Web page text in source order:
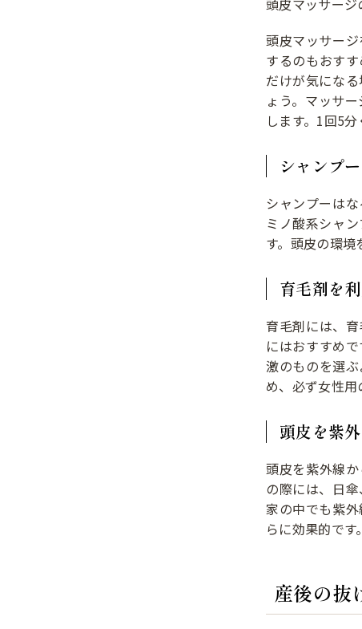
頭皮マッサー
するのもおす
だけが気にな
ょう。マッサ
します。1回5
シャンプ
シャンプーは
ミノ酸系シャ
す。頭皮の環境
育毛剤を
育毛剤には、
にはおすすめ
激のものを選
め、必ず女性用
頭皮を紫
頭皮を紫外線
の際には、日
家の中でも紫
らに効果的です。
産後の抜